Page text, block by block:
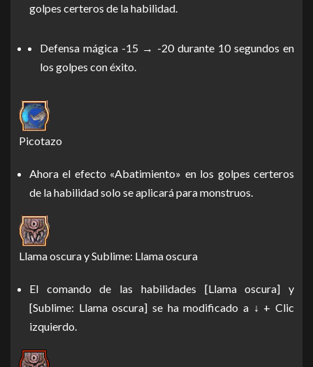
golpes certeros de la habilidad.
Defensa mágica -15 → -20 durante 10 segundos en
los golpes con éxito.
Picotazo
Ahora el efecto «Abatimiento» en los golpes certeros
de la habilidad solo se aplicará para monstruos.
Llama oscura y Sublime: Llama oscura
El comando de las habilidades [Llama oscura] y
[Sublime: Llama oscura] se ha modificado a ↓ + Clic
izquierdo.